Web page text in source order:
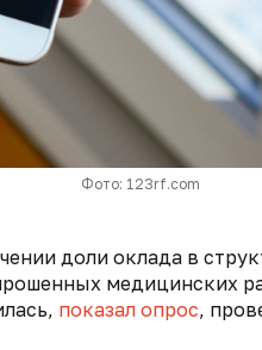
Фото: 123rf.com
доли оклада в
медицинских
показал опрос,